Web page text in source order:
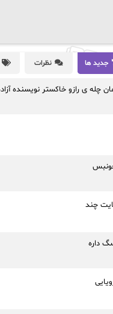
جدید ها نظرات
چله ی رازو خاکستر نویسنده
چند
داره